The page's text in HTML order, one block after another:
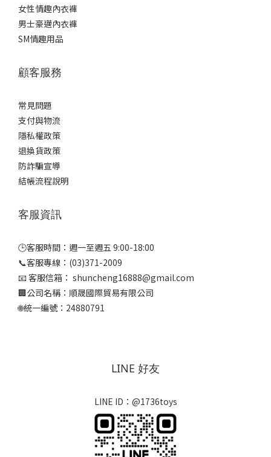
女性情趣內衣褲
男士豪邁內衣褲
SM情趣用品
顧客服務
常見問題
支付與物流
隱私權政策
退換貨政策
防詐騙宣導
結帳流程說明
客服資訊
🕒客服時間：週一至週五 9:00-18:00
📞客服專線：(03)371-2009
📧 客服信箱： shuncheng16888@gmail.com
🏢公司名稱：順晟國際貿易有限公司
🌐統一編號：24880791
LINE 好友
LINE ID：@1736toys